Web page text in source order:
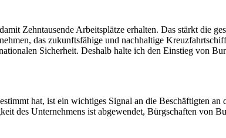
Zehntausende Arbeitsplätze erhalten. Das stärkt die
das zukunftsfähige und nachhaltige
Sicherheit. Deshalb halte ich den Einstieg von
hat, ist ein wichtiges Signal an die Beschäftigten
des Unternehmens ist abgewendet, Bürgschaften von